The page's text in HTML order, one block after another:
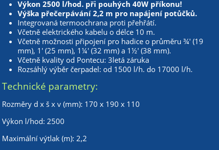
Výkon 2500 l/hod. při pouhých 40W příkonu!
Výška přečerpávání 2,2 m pro napájení potůčků.
Integrovaná termoochrana proti přehřátí.
Včetně elektrického kabelu o délce 10 m.
Včetně možnosti připojení pro hadice o průměru ¾' (19
mm), 1' (25 mm), 1¼' (32 mm) a 1½' (38 mm).
Včetně kvality od Pontecu: 3letá záruka
Rozsáhlý výběr čerpadel: od 1500 l/h. do 17000 l/h.
Technické parametry:
Rozměry d x š x v (mm): 170 x 190 x 110
Výkon l/hod: 2500
Maximální výtlak (m): 2,2